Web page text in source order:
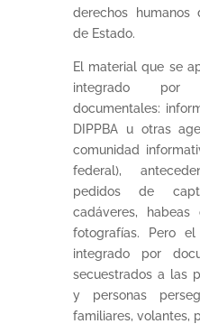
derechos humanos
de Estado.
El material que se
integrado por
documentales:
DIPPBA u otras
comunidad
federal),
pedidos de
cadáveres,
fotografías. Pero
integrado por
secuestrados a las
y personas
familiares, volantes,